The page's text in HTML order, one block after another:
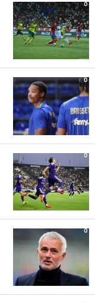
0
0
0
0